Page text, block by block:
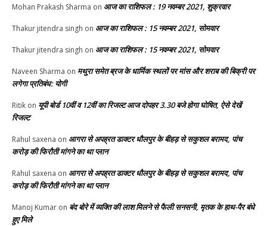
Mohan Prakash Sharma on आज का राशिफल : 19 नवम्बर 2021, शुक्रवार
Thakur jitendra singh on आज का राशिफल : 15 नवम्बर 2021, सोमवार
Thakur jitendra singh on आज का राशिफल : 15 नवम्बर 2021, सोमवार
Naveen Sharma on मथुरा समेत ब्रज के धार्मिक स्थलों पर मांस और शराब की बिक्री पर
लगेगा प्रतिबंध: योगी
Ritik on यूपी बोर्ड 10वीं व 12वीं का रिजल्ट आज दोपहर 3.30 बजे होगा घोषित, ऐसे देखें
रिजल्ट
Rahul saxena on आगरा से अपह्रत डाक्टर धौलपुर के बीहड़ से सकुशल बरामद, पांच
करोड़ की फिरौती मांगने का था प्लान
Rahul saxena on आगरा से अपह्रत डाक्टर धौलपुर के बीहड़ से सकुशल बरामद, पांच
करोड़ की फिरौती मांगने का था प्लान
Manoj Kumar on बंद बोरे में व्यक्ति की लाश मिलने से फैली सनसनी, मृतक के हाथ-पैर बंधे
हुए मिले